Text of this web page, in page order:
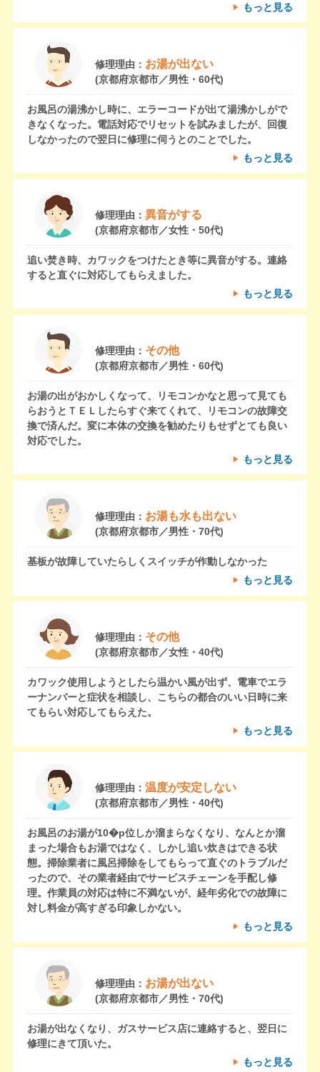
もっと見る
修理理由： お湯が出ない
(京都府京都市／男性・60代)
お風呂の湯沸かし時に、エラーコードが出て湯沸かしがで
きなくなった。電話対応でリセットを試みましたが、回復
しなかったので翌日に修理に伺うとのことでした。
もっと見る
修理理由： 異音がする
(京都府京都市／女性・50代)
追い焚き時、カワックをつけたとき等に異音がする。連絡
すると直ぐに対応してもらえました。
もっと見る
修理理由： その他
(京都府京都市／男性・60代)
お湯の出がおかしくなって、リモコンかなと思って見ても
らおうとＴＥＬしたらすぐ来てくれて、リモコンの故障交
換で済んだ。変に本体の交換を勧めたりもせずとても良い
対応でした。
もっと見る
修理理由： お湯も水も出ない
(京都府京都市／男性・70代)
基板が故障していたらしくスイッチが作動しなかった
もっと見る
修理理由： その他
(京都府京都市／女性・40代)
カワック使用しようとしたら温かい風が出ず、電車でエラ
ーナンバーと症状を相談し、こちらの都合のいい日時に来
てもらい対応してもらえた。
もっと見る
修理理由： 温度が安定しない
(京都府京都市／男性・40代)
お風呂のお湯が10�p位しか溜まらなくなり、なんとか溜
まった場合もお湯ではなく、しかし追い炊きはできる状
態。掃除業者に風呂掃除をしてもらって直ぐのトラブルだ
ったので、その業者経由でサービスチェーンを手配し修
理。作業員の対応は特に不満ないが、経年劣化での故障に
対し料金が高すぎる印象しかない。
もっと見る
修理理由： お湯が出ない
(京都府京都市／男性・70代)
お湯が出なくなり、ガスサービス店に連絡すると、翌日に
修理にきて頂いた。
もっと見る